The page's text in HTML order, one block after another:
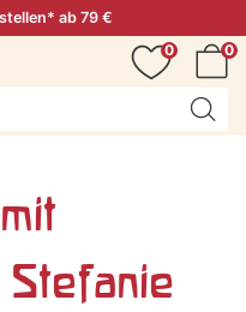
ab 79 €
0
0
Stefanie